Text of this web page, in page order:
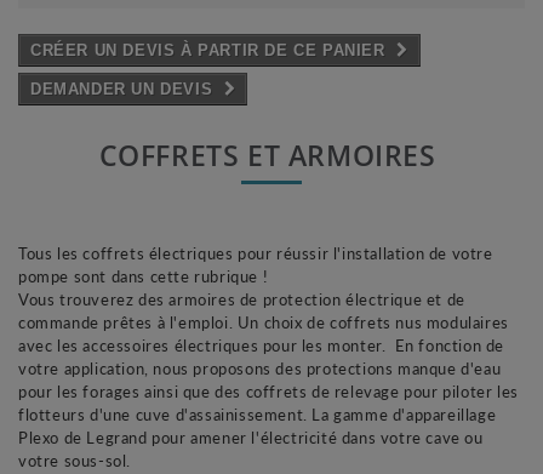
CRÉER UN DEVIS À PARTIR DE CE PANIER
DEMANDER UN DEVIS
COFFRETS ET ARMOIRES
Tous les coffrets électriques pour réussir l'installation de votre
pompe sont dans cette rubrique !
Vous trouverez des armoires de protection électrique et de
commande prêtes à l'emploi. Un choix de coffrets nus modulaires
avec les accessoires électriques pour les monter. En fonction de
votre application, nous proposons des protections manque d'eau
pour les forages ainsi que des coffrets de relevage pour piloter les
flotteurs d'une cuve d'assainissement. La gamme d'appareillage
Plexo de Legrand pour amener l'électricité dans votre cave ou
votre sous-sol.